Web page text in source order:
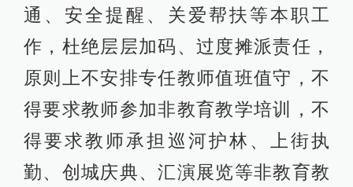
通、安全提醒、关爱帮扶等本职工
作，杜绝层层加码、过度摊派责任，
原则上不安排专任教师值班值守，不
得要求教师参加非教育教学培训，不
得要求教师承担巡河护林、上街执
勤、创城庆典、汇演展览等非教育教